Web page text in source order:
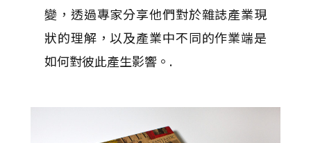
變，透過專家分享他們對於雜誌產業現
狀的理解，以及產業中不同的作業端是
如何對彼此產生影響。.